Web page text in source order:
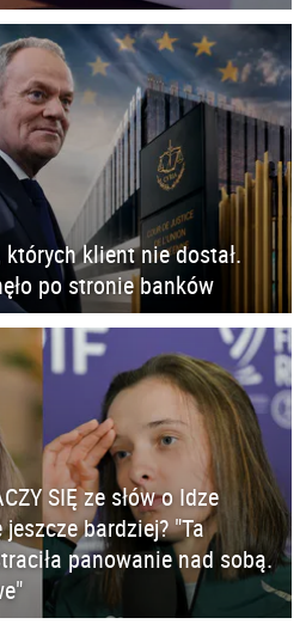
klient nie dostał.
po stronie banków
SIĘ ze słów o Idze
bardziej? "Ta
panowanie nad sobą.